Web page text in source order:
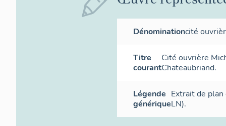
Dénominationcité
Titre
courant
Cité ouvrière
Chateaubriand.
Légende
générique
Extrait de
LN).